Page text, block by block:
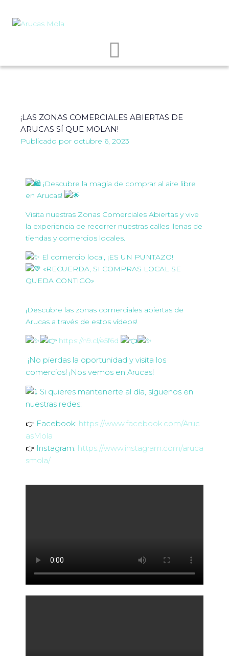
¡LAS ZONAS COMERCIALES ABIERTAS DE
ARUCAS SÍ QUE MOLAN!
Publicado por octubre 6, 2023
¡Descubre la magia de comprar al aire libre
en Arucas!
Visita nuestras Zonas Comerciales Abiertas y vive
la experiencia de recorrer nuestras calles llenas de
tiendas y comercios locales.
El comercio local, ¡ES UN PUNTAZO!
«RECUERDA, SI COMPRAS LOCAL SE
QUEDA CONTIGO»
¡Descubre las zonas comerciales abiertas de
Arucas a través de estos vídeos!
https://n9.cl/e5f6d
¡No pierdas la oportunidad y visita los
comercios! ¡Nos vemos en Arucas!
Si quieres mantenerte al día, síguenos en
nuestras redes:
👉 Facebook: https://www.facebook.com/Aruc
asMola
👉 Instagram: https://www.instagram.com/aruca
smola/